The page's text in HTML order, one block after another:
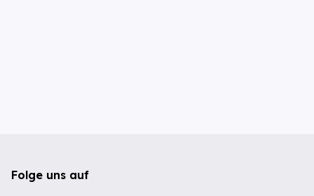
Folge uns auf